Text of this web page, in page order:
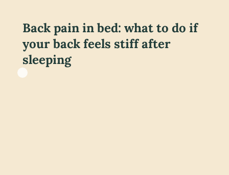
Back pain in bed: what to do if
your back feels stiff after
sleeping